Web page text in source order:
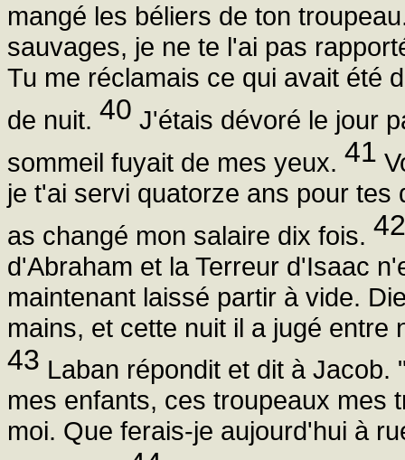
mangé les béliers de ton
sauvages, je ne te l'ai pas
Tu me réclamais ce qui avait été
de nuit. 40 J'étais dévoré le jour
sommeil fuyait de mes yeux. 41
je t'ai servi quatorze ans pour
as changé mon salaire dix fois. 42
d'Abraham et la Terreur d'Isaac
maintenant laissé partir à vide.
mains, et cette nuit il a jugé entre
43 Laban répondit et dit à
mes enfants, ces troupeaux mes
moi. Que ferais-je aujourd'hui à